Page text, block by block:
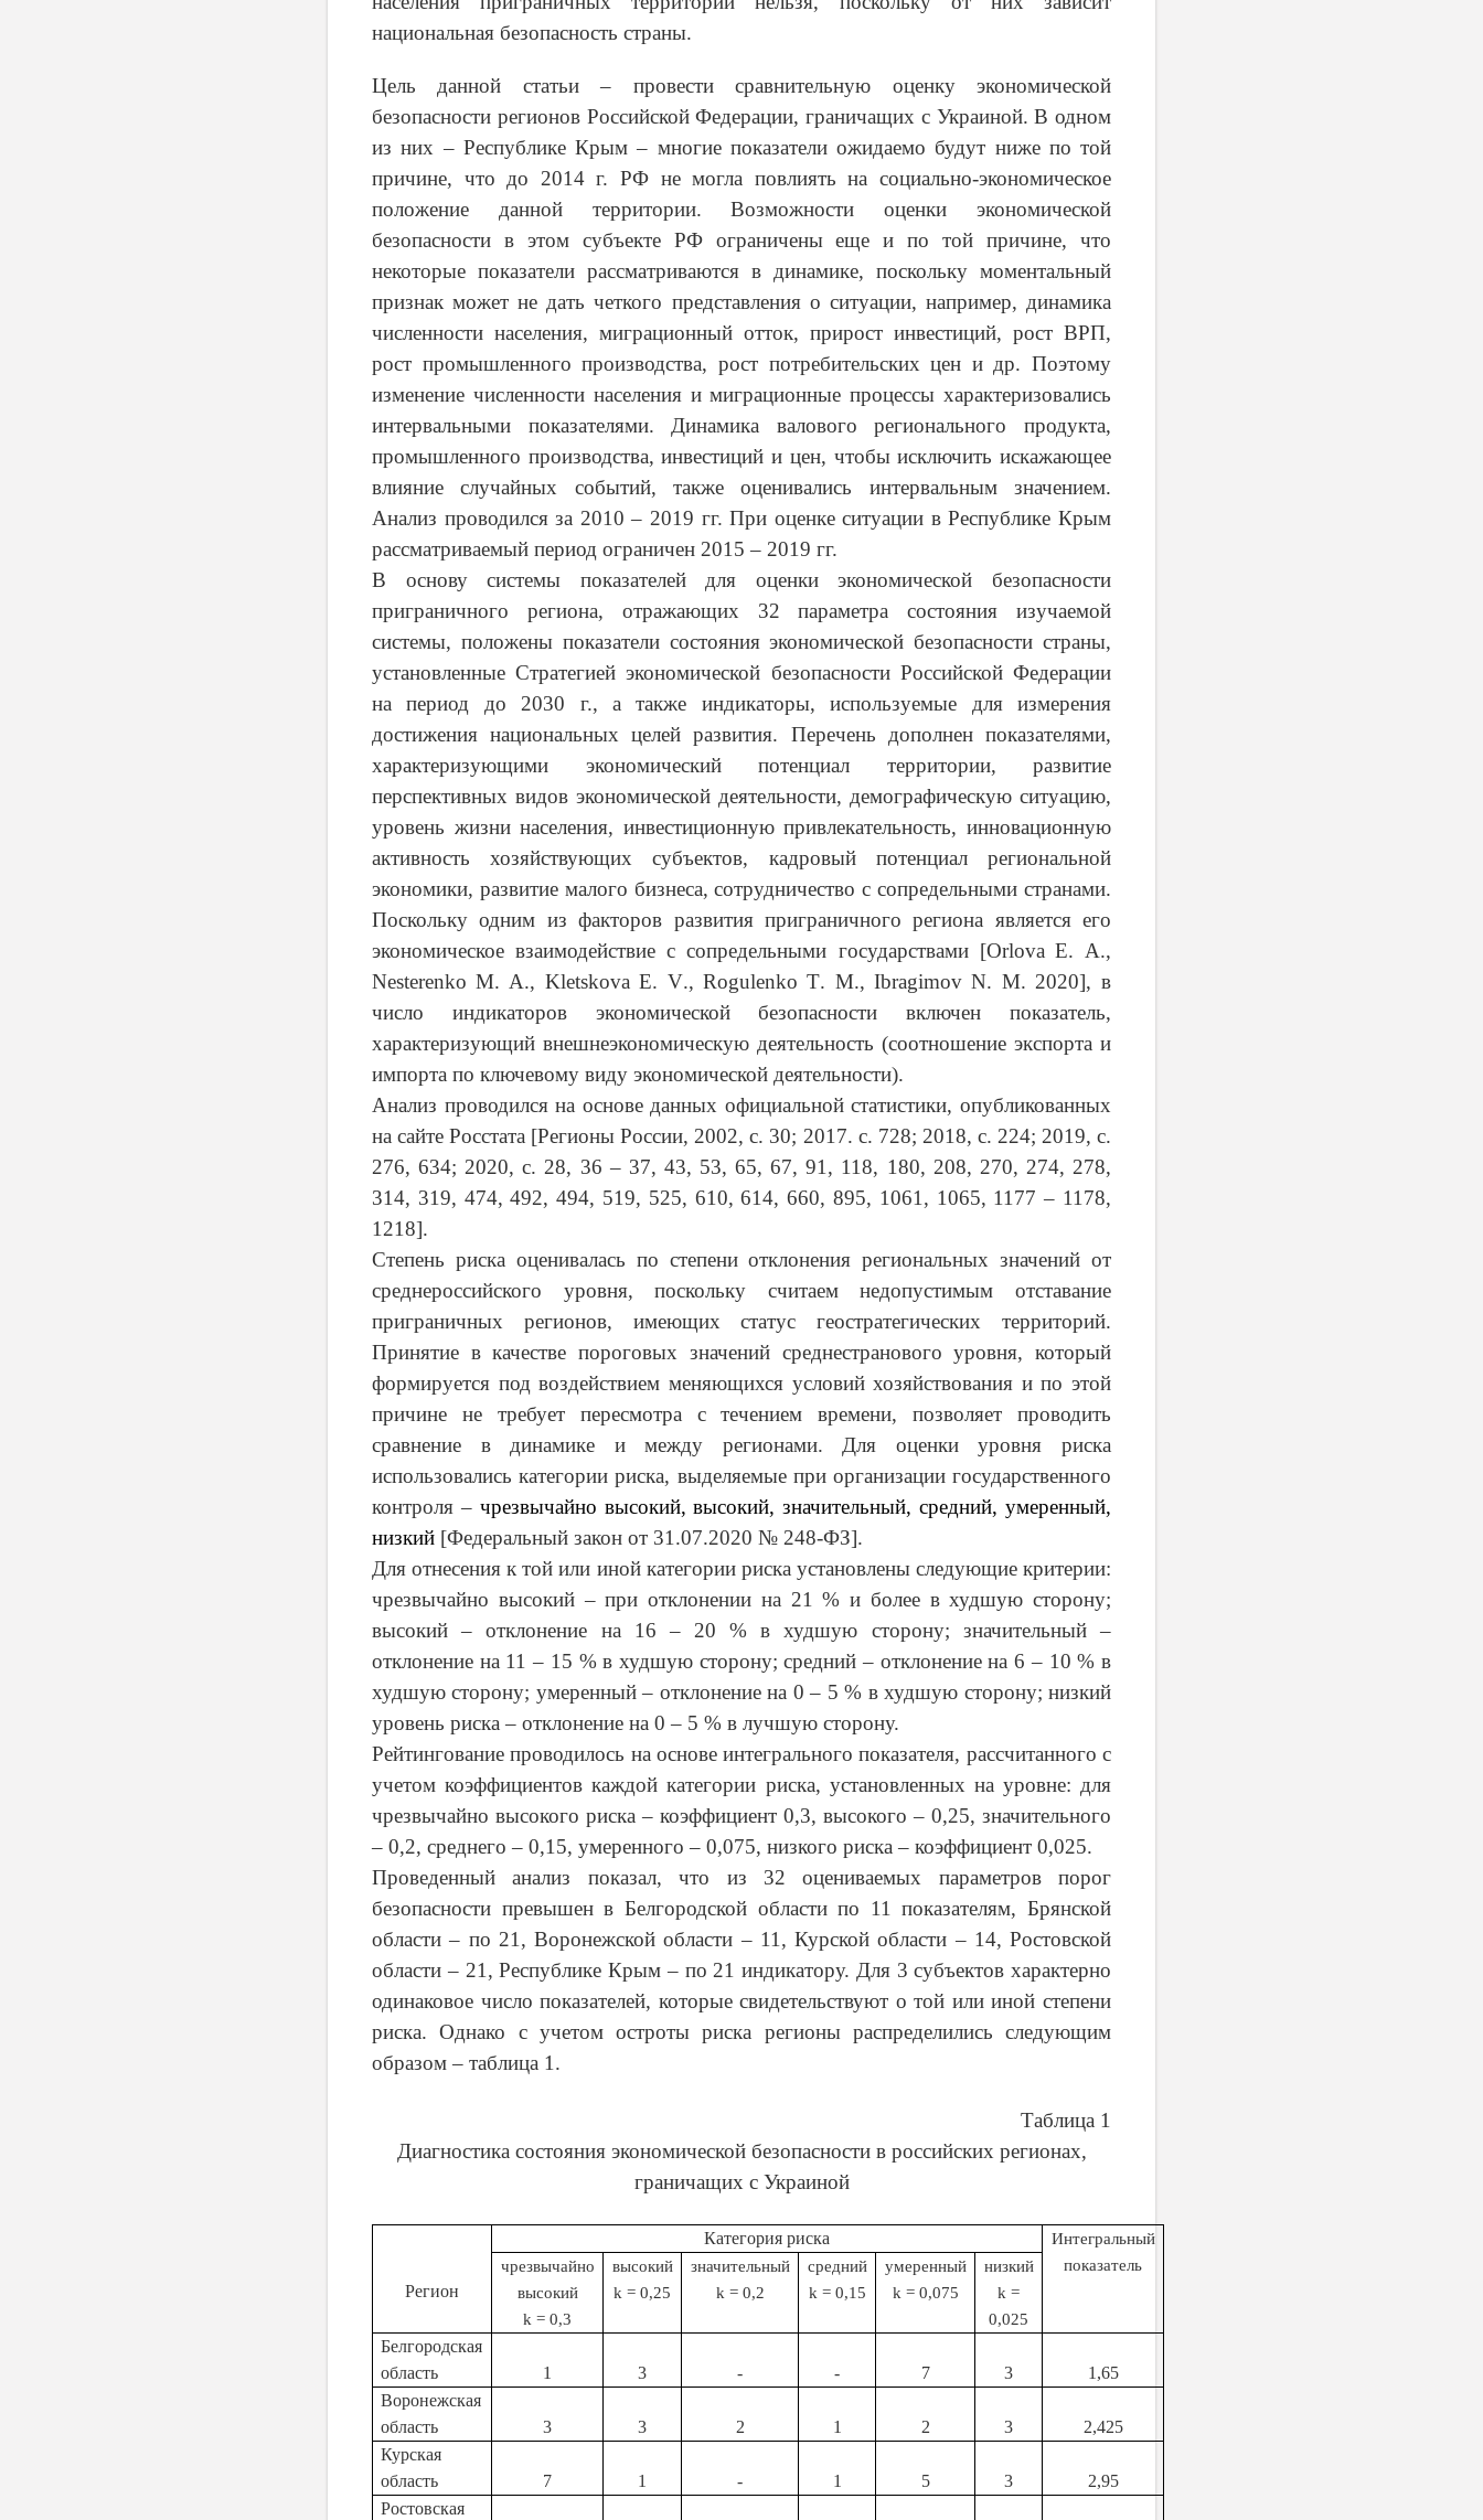
национальная безопасность страны.
Цель данной статьи – провести сравнительную оценку экономической
безопасности регионов Российской Федерации, граничащих с Украиной. В одном
из них – Республике Крым – многие показатели ожидаемо будут ниже по той
причине, что до 2014 г. РФ не могла повлиять на социально-экономическое
положение данной территории. Возможности оценки экономической
безопасности в этом субъекте РФ ограничены еще и по той причине, что
некоторые показатели рассматриваются в динамике, поскольку моментальный
признак может не дать четкого представления о ситуации, например, динамика
численности населения, миграционный отток, прирост инвестиций, рост ВРП,
рост промышленного производства, рост потребительских цен и др. Поэтому
изменение численности населения и миграционные процессы характеризовались
интервальными показателями. Динамика валового регионального продукта,
промышленного производства, инвестиций и цен, чтобы исключить искажающее
влияние случайных событий, также оценивались интервальным значением.
Анализ проводился за 2010 – 2019 гг. При оценке ситуации в Республике Крым
рассматриваемый период ограничен 2015 – 2019 гг.
В основу системы показателей для оценки экономической безопасности
приграничного региона, отражающих 32 параметра состояния изучаемой
системы, положены показатели состояния экономической безопасности страны,
установленные Стратегией экономической безопасности Российской Федерации
на период до 2030 г., а также индикаторы, используемые для измерения
достижения национальных целей развития. Перечень дополнен показателями,
характеризующими экономический потенциал территории, развитие
перспективных видов экономической деятельности, демографическую ситуацию,
уровень жизни населения, инвестиционную привлекательность, инновационную
активность хозяйствующих субъектов, кадровый потенциал региональной
экономики, развитие малого бизнеса, сотрудничество с сопредельными странами.
Поскольку одним из факторов развития приграничного региона является его
экономическое взаимодействие с сопредельными государствами [Orlova E. A.,
Nesterenko M. A.,Kletskova E. V.,Rogulenko T. M.,Ibragimov N. M. 2020], в
число индикаторов экономической безопасности включен показатель,
характеризующий внешнеэкономическую деятельность (соотношение экспорта и
импорта по ключевому виду экономической деятельности).
Анализ проводился на основе данных официальной статистики, опубликованных
на сайте Росстата [Регионы России, 2002, с. 30; 2017. с. 728; 2018, с. 224; 2019, с.
276, 634; 2020, с. 28, 36 – 37, 43, 53, 65, 67, 91, 118, 180, 208, 270, 274, 278,
314, 319, 474, 492, 494, 519, 525, 610, 614, 660, 895, 1061, 1065, 1177 – 1178,
1218].
Степень риска оценивалась по степени отклонения региональных значений от
среднероссийского уровня, поскольку считаем недопустимым отставание
приграничных регионов, имеющих статус геостратегических территорий.
Принятие в качестве пороговых значений среднестранового уровня, который
формируется под воздействием меняющихся условий хозяйствования и по этой
причине не требует пересмотра с течением времени, позволяет проводить
сравнение в динамике и между регионами. Для оценки уровня риска
использовались категории риска, выделяемые при организации государственного
контроля – чрезвычайно высокий, высокий, значительный, средний, умеренный,
низкий [Федеральный закон от 31.07.2020 № 248-ФЗ].
Для отнесения к той или иной категории риска установлены следующие критерии:
чрезвычайно высокий – при отклонении на 21 % и более в худшую сторону;
высокий – отклонение на 16 – 20 % в худшую сторону; значительный –
отклонение на 11 – 15 % в худшую сторону; средний – отклонение на 6 – 10 % в
худшую сторону; умеренный – отклонение на 0 – 5 % в худшую сторону; низкий
уровень риска – отклонение на 0 – 5 % в лучшую сторону.
Рейтингование проводилось на основе интегрального показателя, рассчитанного с
учетом коэффициентов каждой категории риска, установленных на уровне: для
чрезвычайно высокого риска – коэффициент 0,3, высокого – 0,25, значительного
– 0,2, среднего – 0,15, умеренного – 0,075, низкого риска – коэффициент 0,025.
Проведенный анализ показал, что из 32 оцениваемых параметров порог
безопасности превышен в Белгородской области по 11 показателям, Брянской
области – по 21, Воронежской области – 11, Курской области – 14, Ростовской
области – 21, Республике Крым – по 21 индикатору. Для 3 субъектов характерно
одинаковое число показателей, которые свидетельствуют о той или иной степени
риска. Однако с учетом остроты риска регионы распределились следующим
образом – таблица 1.
Таблица 1
Диагностика состояния экономической безопасности в российских регионах,
граничащих с Украиной
Регион
Категория риска
Интегральный
показатель
чрезвычайно
высокий
k = 0,3
высокий
k = 0,25
значительный
k = 0,2
средний
k = 0,15
умеренный
k = 0,075
низкий
k =
0,025
Белгородская
область
1 3 - - 7 3
1,65
Воронежская
область
3 3 2 1 2 3
2,425
Курская
область
7 1 - 1 5 3
2,95
Ростовская